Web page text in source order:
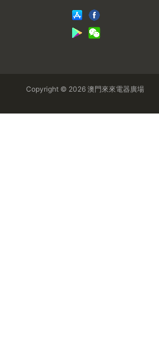
Copyright © 2026 澳門來來電器廣場